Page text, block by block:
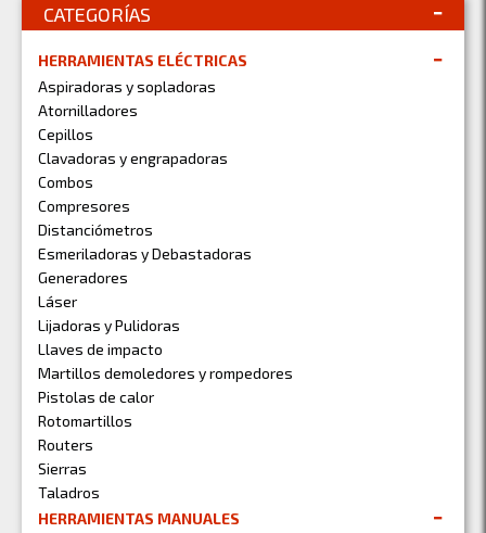
CATEGORÍAS
HERRAMIENTAS ELÉCTRICAS
Aspiradoras y sopladoras
Atornilladores
Cepillos
Clavadoras y engrapadoras
Combos
Compresores
Distanciómetros
Esmeriladoras y Debastadoras
Generadores
Láser
Lijadoras y Pulidoras
Llaves de impacto
Martillos demoledores y rompedores
Pistolas de calor
Rotomartillos
Routers
Sierras
Taladros
HERRAMIENTAS MANUALES